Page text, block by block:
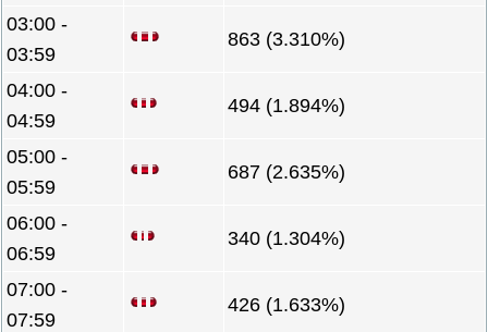
03:00 -
03:59
863 (3.310%)
04:00 -
04:59
494 (1.894%)
05:00 -
05:59
687 (2.635%)
06:00 -
06:59
340 (1.304%)
07:00 -
07:59
426 (1.633%)